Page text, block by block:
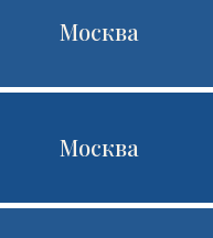
Москва
Москва